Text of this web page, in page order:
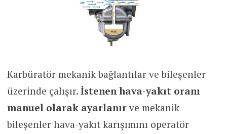
Karbüratör mekanik bağlantılar ve bileşenler
üzerinde çalışır. İstenen hava-yakıt oranı
manuel olarak ayarlanırve mekanik
bileşenler hava-yakıt karışımını operatör